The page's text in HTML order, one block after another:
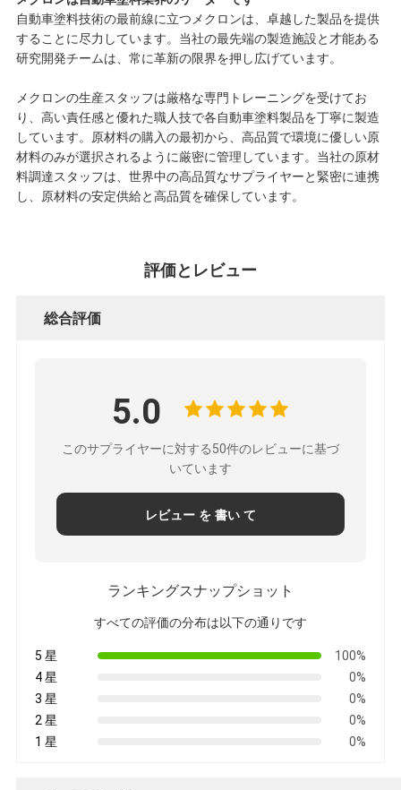
ー
ポ
リ
シ
ー
自動車塗料技術の最前線に立つメクロンは、卓越した製品を提供
することに尽力しています。当社の最先端の製造施設と才能ある
研究開発チームは、常に革新の限界を押し広げています。
メクロンの生産スタッフは厳格な専門トレーニングを受けてお
り、高い責任感と優れた職人技で各自動車塗料製品を丁寧に製造
しています。原材料の購入の最初から、高品質で環境に優しい原
材料のみが選択されるように厳密に管理しています。当社の原材
料調達スタッフは、世界中の高品質なサプライヤーと緊密に連携
し、原材料の安定供給と高品質を確保しています。
評価とレビュー
総合評価
5.0
このサプライヤーに対する50件のレビューに基づ
いています
レビュー を 書い て
ランキングスナップショット
すべての評価の分布は以下の通りです
5 星
100%
4 星
0%
3 星
0%
2 星
0%
1 星
0%